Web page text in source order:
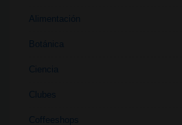
Alimentación
Botánica
Ciencia
Clubes
Coffeeshops